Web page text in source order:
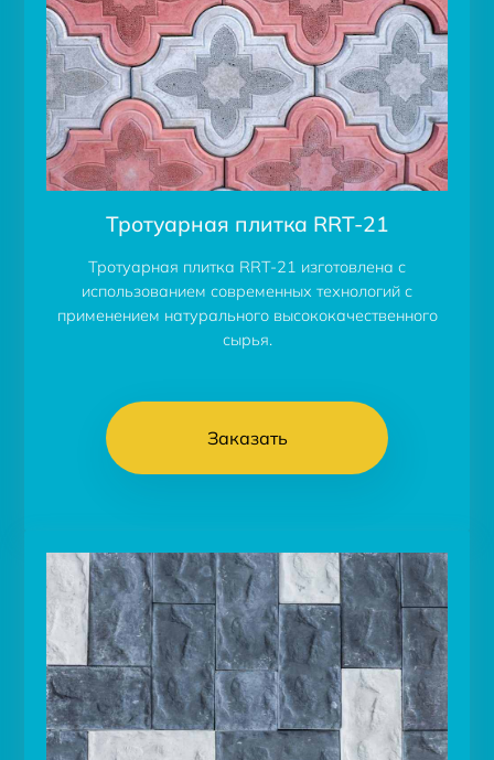
Тротуарная плитка RRT-21
Тротуарная плитка RRT-21 изготовлена с
использованием современных технологий с
применением натурального высококачественного
сырья.
Заказать